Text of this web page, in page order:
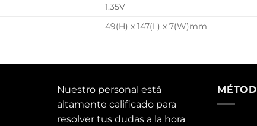
1.35V
49(H) x 147(L) x 7(W)mm
Nuestro personal está
altamente calificado para
resolver tus dudas a la hora